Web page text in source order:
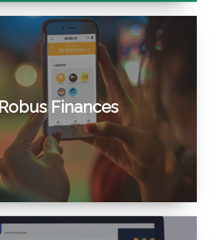
Robus Finances